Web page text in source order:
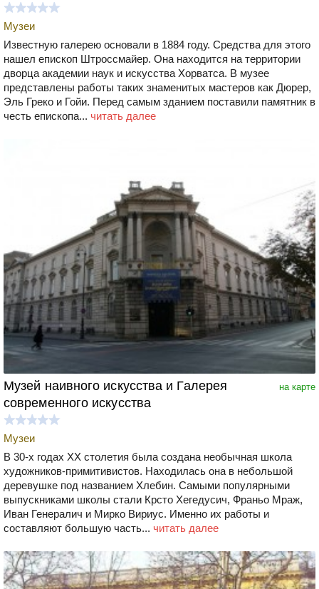
Музеи
Известную галерею основали в 1884 году. Средства для этого
нашел епископ Штроссмайер. Она находится на территории
дворца академии наук и искусства Хорватса. В музее
представлены работы таких знаменитых мастеров как Дюрер,
Эль Греко и Гойи. Перед самым зданием поставили памятник в
честь епископа... читать далее
на карте
Музей наивного искусства и Галерея
современного искусства
Музеи
В 30-х годах ХХ столетия была создана необычная школа
художников-примитивистов. Находилась она в небольшой
деревушке под названием Хлебин. Самыми популярными
выпускниками школы стали Крсто Хегедусич, Франьо Мраж,
Иван Генералич и Мирко Вириус. Именно их работы и
составляют большую часть... читать далее